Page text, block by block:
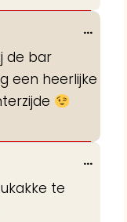
de bar
een heerlijke
...Wissel
te
...Wissel